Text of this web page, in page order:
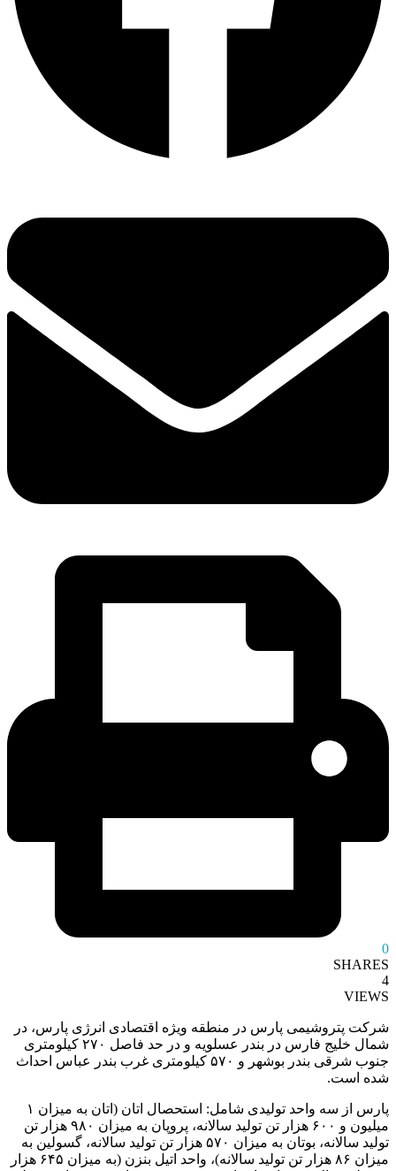
0
SHARES
4
VIEWS
شرکت پتروشیمی پارس در منطقه ویژه اقتصادی انرژی پارس، در
شمال خلیج فارس در بندر عسلویه و در حد فاصل ۲۷۰ کیلومتری
جنوب شرقی بندر بوشهر و ۵۷۰ کیلومتری غرب بندر عباس احداث
شده است.
پارس از سه واحد تولیدی شامل: استحصال اتان (اتان به میزان ۱
میلیون و ۶۰۰ هزار تن تولید سالانه، پروپان به میزان ۹۸۰ هزار تن
تولید سالانه، بوتان به میزان ۵۷۰ هزار تن تولید سالانه، گسولین به
میزان ۸۶ هزار تن تولید سالانه)، واحد اتیل بنزن (به میزان ۶۴۵ هزار